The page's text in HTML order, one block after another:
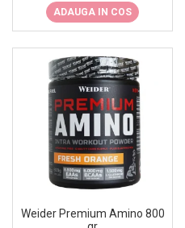
ADAUGA IN COS
Weider Premium Amino 800